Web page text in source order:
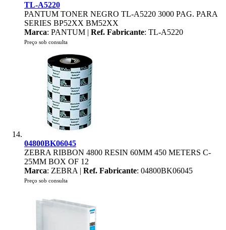
TL-A5220
PANTUM TONER NEGRO TL-A5220 3000 PAG. PARA
SERIES BP52XX BM52XX
Marca: PANTUM | Ref. Fabricante: TL-A5220
Preço sob consulta
04800BK06045
ZEBRA RIBBON 4800 RESIN 60MM 450 METERS C-
25MM BOX OF 12
Marca: ZEBRA | Ref. Fabricante: 04800BK06045
Preço sob consulta